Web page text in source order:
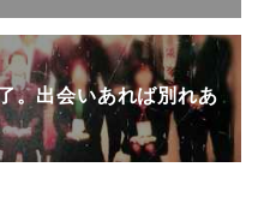
。出会いあれば別れあ